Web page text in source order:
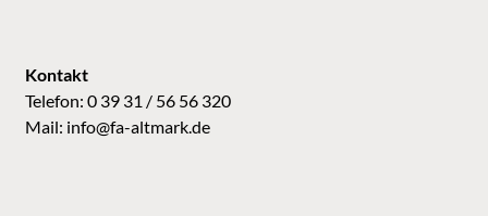
Kontakt
Telefon: 0 39 31 / 56 56 320
Mail: info@fa-altmark.de